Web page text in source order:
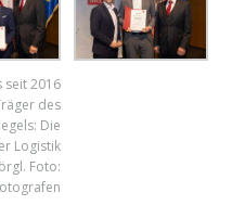
seit 2016
des
Die
Logistik
Foto: